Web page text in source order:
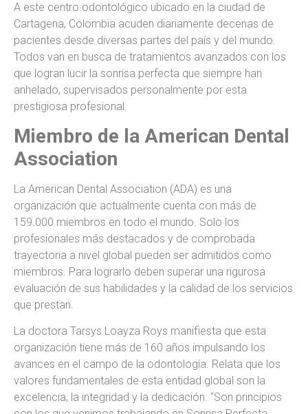
A este centro odontológico ubicado en la ciudad de
Cartagena, Colombia acuden diariamente decenas de
pacientes desde diversas partes del país y del mundo.
Todos van en busca de tratamientos avanzados con los
que logran lucir la sonrisa perfecta que siempre han
anhelado, supervisados personalmente por esta
prestigiosa profesional.
Miembro de la American Dental
Association
La American Dental Association (ADA) es una
organización que actualmente cuenta con más de
159.000 miembros en todo el mundo. Solo los
profesionales más destacados y de comprobada
trayectoria a nivel global pueden ser admitidos como
miembros. Para lograrlo deben superar una rigurosa
evaluación de sus habilidades y la calidad de los servicios
que prestan.
La doctora Tarsys Loayza Roys manifiesta que esta
organización tiene más de 160 años impulsando los
avances en el campo de la odontología. Relata que los
valores fundamentales de esta entidad global son la
excelencia, la integridad y la dedicación. “Son principios